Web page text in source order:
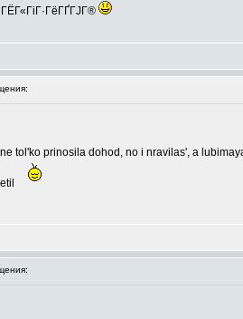
tol'ko prinosila dohod, no i nravilas', a